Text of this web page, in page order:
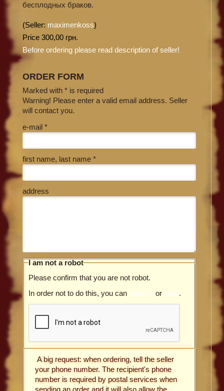
бесплодных браков.
(Seller: maximenkoss)
Price 300,00 грн.
Before ordering please read description of seller!
ORDER FORM
Marked with * is required
Warning! Please enter a valid email address. Seller
will contact you.
e-mail *
first name, last name *
address
I am not a robot
Please confirm that you are not robot.
In order not to do this, you can register or login.
A big request: when ordering, tell the seller
your phone number. The recipient's phone
number is required by postal services when
sending an order and it will also allow the